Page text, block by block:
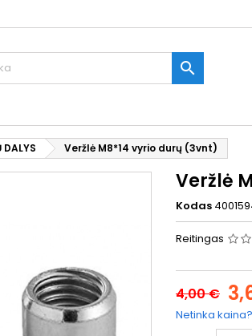

DALYS Veržlė M8*14 vyrio durų (3vnt)
Veržlė
Kodas
Reitingas
4,00 €
Netinka